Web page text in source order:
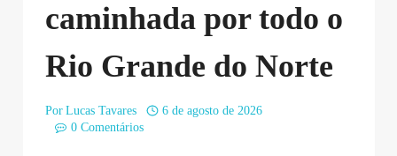
caminhada por todo o
Rio Grande do Norte
Por Lucas Tavares
6 de agosto de 2026
0 Comentários